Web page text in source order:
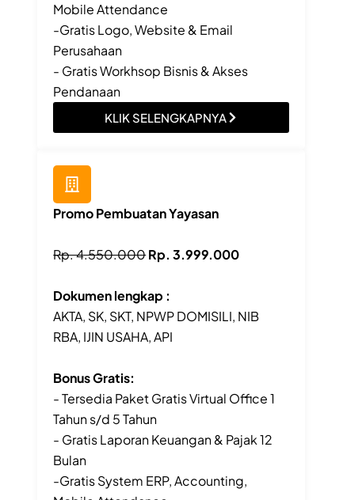
Mobile Attendance
-Gratis Logo, Website & Email
Perusahaan
- Gratis Workhsop Bisnis & Akses
Pendanaan
KLIK SELENGKAPNYA
Promo Pembuatan Yayasan
Rp. 4.550.000Rp. 3.999.000
Dokumen lengkap :
AKTA, SK, SKT, NPWP DOMISILI, NIB
RBA, IJIN USAHA, API
Bonus Gratis:
- Tersedia Paket Gratis Virtual Office 1
Tahun s/d 5 Tahun
- Gratis Laporan Keuangan & Pajak 12
Bulan
-Gratis System ERP, Accounting,